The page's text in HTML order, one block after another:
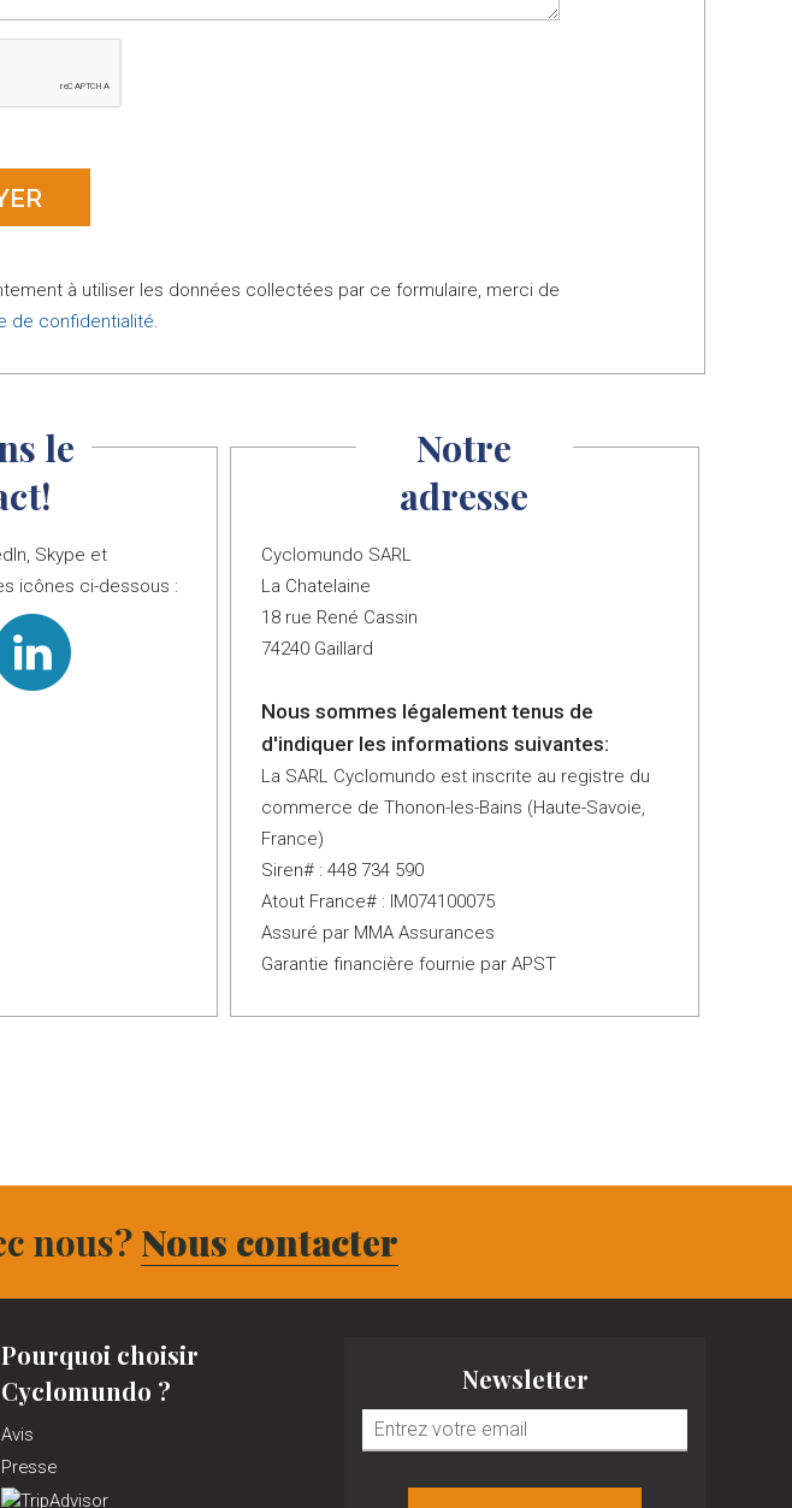
à utiliser les données collectées par ce formulaire, merci de
de confidentialité.
le
Skype et
icônes ci-dessous :
Notre
adresse
Cyclomundo SARL
La Chatelaine
18 rue René Cassin
74240 Gaillard
Nous sommes légalement tenus de
d'indiquer les informations suivantes:
La SARL Cyclomundo est inscrite au registre du
commerce de Thonon-les-Bains (Haute-Savoie,
France)
Siren# : 448 734 590
Atout France# : IM074100075
Assuré par MMA Assurances
Garantie financière fournie par APST
nous? Nous contacter
Pourquoi choisir
Cyclomundo ?
Avis
Presse
Newsletter